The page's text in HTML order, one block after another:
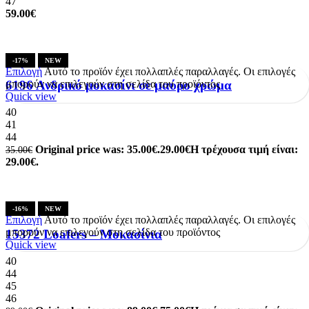
59.00€
-17% NEW
ΕπιλογήΑυτό το προϊόν έχει πολλαπλές παραλλαγές. Οι επιλογές
μπορούν να επιλεγούν στη σελίδα του προϊόντος
Quick view
6196 Ανδρικό μοκασίνι σε μαύρο χρώμα
40
41
44
35.00€ Original price was: 35.00€.29.00€Η τρέχουσα τιμή είναι:
29.00€.
-16% NEW
ΕπιλογήΑυτό το προϊόν έχει πολλαπλές παραλλαγές. Οι επιλογές
μπορούν να επιλεγούν στη σελίδα του προϊόντος
Quick view
15372 Loafers – Μοκασίνια
40
44
45
46